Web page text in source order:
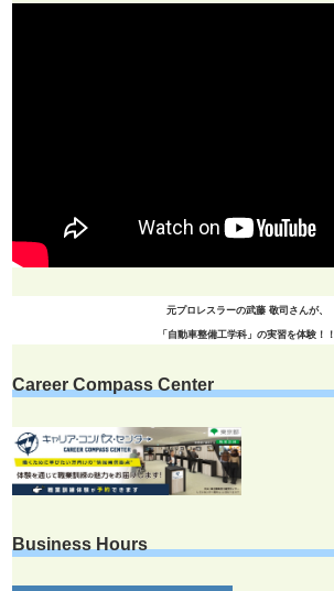
元プロレスラーの武藤 敬司さんが、
「自動車整備工学科」の実習を体験！！
Career Compass Center
Business Hours